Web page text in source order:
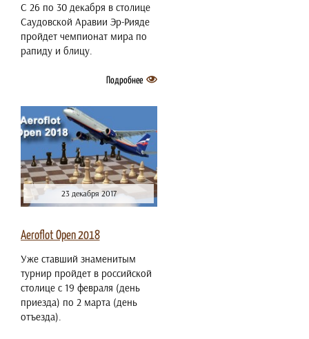
С 26 по 30 декабря в столице
Саудовской Аравии Эр-Рияде
пройдет чемпионат мира по
рапиду и блицу.
Подробнее
23 декабря 2017
Aeroflot Open 2018
Уже ставший знаменитым
турнир пройдет в российской
столице с 19 февраля (день
приезда) по 2 марта (день
отъезда).